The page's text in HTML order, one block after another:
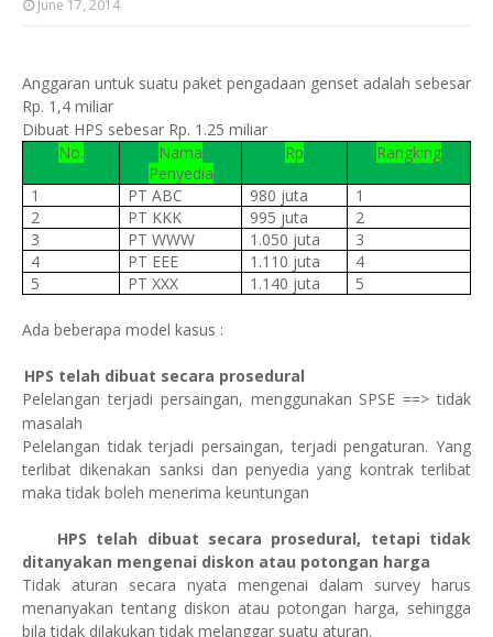
June 17, 2014
Anggaran untuk suatu paket pengadaan genset adalah sebesar
Rp. 1,4 miliar
Dibuat HPS sebesar Rp. 1.25 miliar
No.
Nama
Penyedia
Rp Rangking
1 PT ABC 980 juta
1
2
PT KKK 995 juta
2
3
PT WWW 1.050 juta
3
4
PT EEE 1.110 juta
4
5
PT XXX 1.140 juta 5
Ada beberapa model kasus :
HPS telah dibuat secara prosedural
Pelelangan terjadi persaingan, menggunakan SPSE ==> tidak
masalah
Pelelangan tidak terjadi persaingan, terjadi pengaturan. Yang
terlibat dikenakan sanksi dan penyedia yang kontrak terlibat
maka tidak boleh menerima keuntungan
HPS telah dibuat secara prosedural, tetapi tidak
ditanyakan mengenai diskon atau potongan harga
Tidak aturan secara nyata mengenai dalam survey harus
menanyakan tentang diskon atau potongan harga, sehingga
bila tidak dilakukan tidak melanggar suatu aturan.